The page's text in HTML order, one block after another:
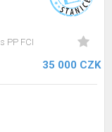
s PP FCI
35 000 CZK